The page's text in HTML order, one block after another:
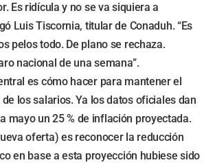
Es ridícula y no se va siquiera a
Luis Tiscornia, titular de Conaduh. “Es
pelos todo. De plano se rechaza.
nacional de una semana”.
es cómo hacer para mantener el
los salarios. Ya los datos oficiales dan
mayo un 25 % de inflación proyectada.
oferta) es reconocer la reducción
en base a esta proyección hubiese sido